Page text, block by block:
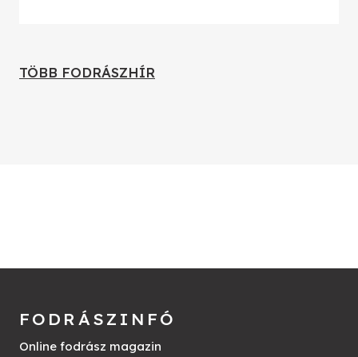
TÖBB FODRÁSZHÍR
FODRÁSZINFÓ
Online fodrász magazin